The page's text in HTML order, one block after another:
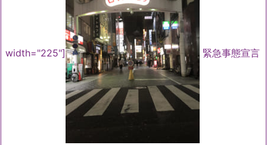
width="225"] 緊急事態宣言